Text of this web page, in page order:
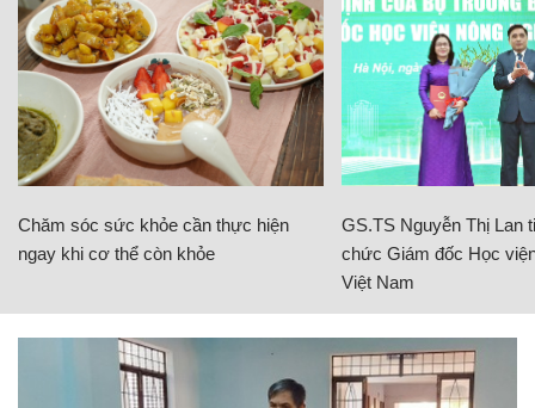
Chăm sóc sức khỏe cần thực hiện
ngay khi cơ thể còn khỏe
GS.TS Nguyễn Thị Lan
chức Giám đốc Học
Việt Nam